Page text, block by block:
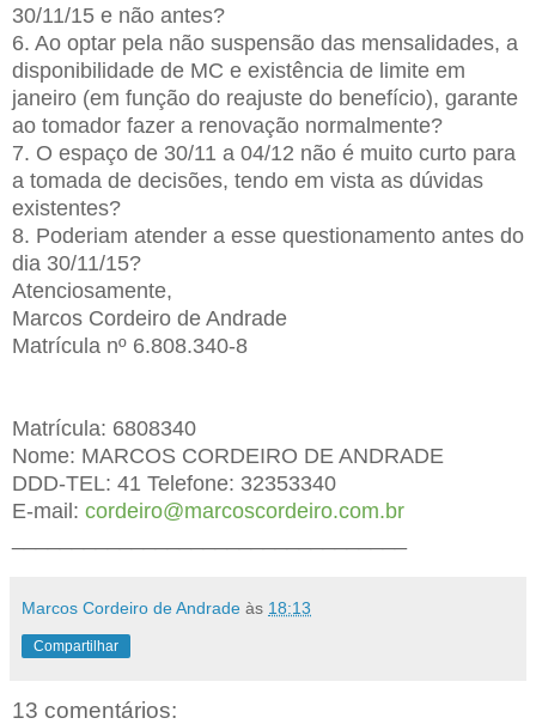
30/11/15 e não antes?
6. Ao optar pela não suspensão das mensalidades, a
disponibilidade de MC e existência de limite em
janeiro (em função do reajuste do benefício), garante
ao tomador fazer a renovação normalmente?
7. O espaço de 30/11 a 04/12 não é muito curto para
a tomada de decisões, tendo em vista as dúvidas
existentes?
8. Poderiam atender a esse questionamento antes do
dia 30/11/15?
Atenciosamente,
Marcos Cordeiro de Andrade
Matrícula nº 6.808.340-8
Matrícula: 6808340
Nome: MARCOS CORDEIRO DE ANDRADE
DDD-TEL: 41 Telefone: 32353340
E-mail: cordeiro@marcoscordeiro.com.br
Marcos Cordeiro de Andrade às 18:13
Compartilhar
13 comentários: